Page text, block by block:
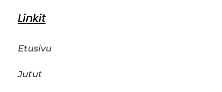
Linkit
Etusivu
Jutut